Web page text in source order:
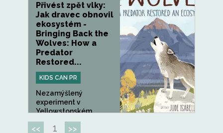
Přivést zpět vlky:
Jak dravec obnovil
ekosystém -
Bringing Back the
Wolves: How a
Predator
Restored...
KIDS CAN PR
Nezamýšlený
experiment v
Yellowstonském
národním...
<< 1 >>